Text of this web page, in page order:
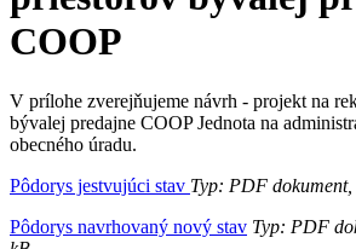
COOP
V prílohe zverejňujeme návrh - projekt na
bývalej predajne COOP Jednota na
obecného úradu.
Pôdorys jestvujúci stav Typ: PDF
Pôdorys navrhovaný nový stav Typ: PDF